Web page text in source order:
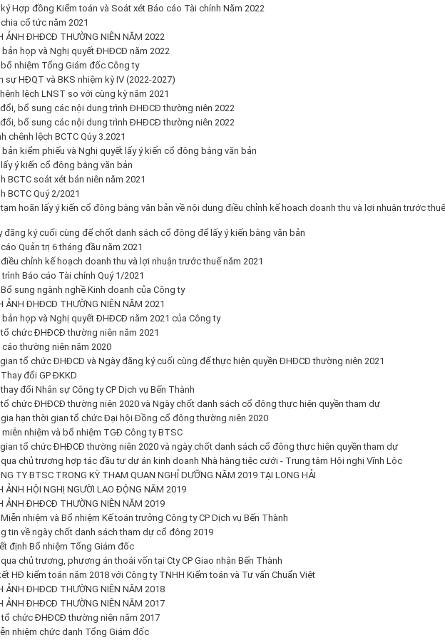
Hợp đồng Kiểm toán và Soát xét Báo cáo Tài chính Năm 2022
cổ tức năm 2021
ẢNH ĐHĐCĐ THƯỜNG NIÊN NĂM 2022
bản họp và Nghị quyết ĐHĐCĐ năm 2022
nhiệm Tổng Giám đốc Công ty
sự HĐQT và BKS nhiệm kỳ IV (2022-2027)
lệch LNST so với cùng kỳ năm 2021
bổ sung các nội dung trình ĐHĐCĐ thường niên 2022
bổ sung các nội dung trình ĐHĐCĐ thường niên 2022
chênh lệch BCTC Qúy 3.2021
bản kiểm phiếu và Nghị quyết lấy ý kiến cổ đông bằng văn bản
ý kiến cổ đông bằng văn bản
BCTC soát xét bán niên năm 2021
BCTC Quý 2/2021
hoãn lấy ý kiến cổ đông bằng văn bản về nội dung điều chỉnh kế hoạch doanh thu và lợi nhuận trước
đăng ký cuối cùng để chốt danh sách cổ đông để lấy ý kiến bằng văn bản
Quản trị 6 tháng đầu năm 2021
chỉnh kế hoạch doanh thu và lợi nhuận trước thuế năm 2021
Báo cáo Tài chính Quý 1/2021
sung ngành nghề Kinh doanh của Công ty
ẢNH ĐHĐCĐ THƯỜNG NIÊN NĂM 2021
bản họp và Nghị quyết ĐHĐCĐ năm 2021 của Công ty
chức ĐHĐCĐ thường niên năm 2021
cáo thường niên năm 2020
tổ chức ĐHĐCĐ và Ngày đăng ký cuối cùng để thực hiện quyền ĐHĐCĐ thường niên 2021
đổi GP ĐKKD
đổi Nhân sự Công ty CP Dịch vụ Bến Thành
chức ĐHĐCĐ thường niên 2020 và Ngày chốt danh sách cổ đông thực hiện quyền tham dự
gia hạn thời gian tổ chức Đại hội Đồng cổ đông thường niên 2020
nhiệm và bổ nhiệm TGĐ Công ty BTSC
tổ chức ĐHĐCĐ thường niên 2020 và ngày chốt danh sách cổ đông thực hiện quyền tham dự
chủ trương hợp tác đầu tư dự án kinh doanh Nhà hàng tiệc cưới - Trung tâm Hội nghị Vĩnh Lộc
TY BTSC TRONG KỲ THAM QUAN NGHỈ DƯỠNG NĂM 2019 TẠI LONG HẢI
ẢNH HỘI NGHỊ NGƯỜI LAO ĐỘNG NĂM 2019
ẢNH ĐHĐCĐ THƯỜNG NIÊN NĂM 2019
nhiệm và Bổ nhiệm Kế toán trưởng Công ty CP Dịch vụ Bến Thành
tin về ngày chốt danh sách tham dự cổ đông 2019
định Bổ nhiệm Tổng Giám đốc
chủ trương, phương án thoái vốn tại Cty CP Giao nhận Bến Thành
HĐ kiểm toán năm 2018 với Công ty TNHH Kiểm toán và Tư vấn Chuẩn Việt
ẢNH ĐHĐCĐ THƯỜNG NIÊN NĂM 2018
ẢNH ĐHĐCĐ THƯỜNG NIÊN NĂM 2017
tổ chức ĐHĐCĐ thường niên năm 2017
nhiệm chức danh Tổng Giám đốc